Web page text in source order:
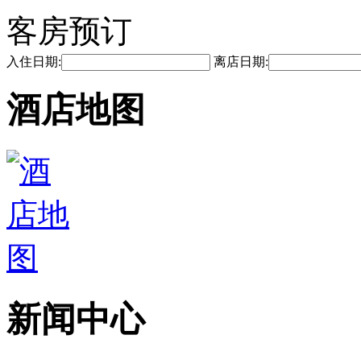
客房预订
入住日期: 离店日期:
酒店地图
新闻中心